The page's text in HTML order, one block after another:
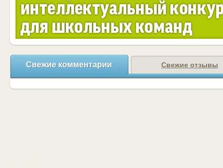
Свежие комментарии Свежие отзывы